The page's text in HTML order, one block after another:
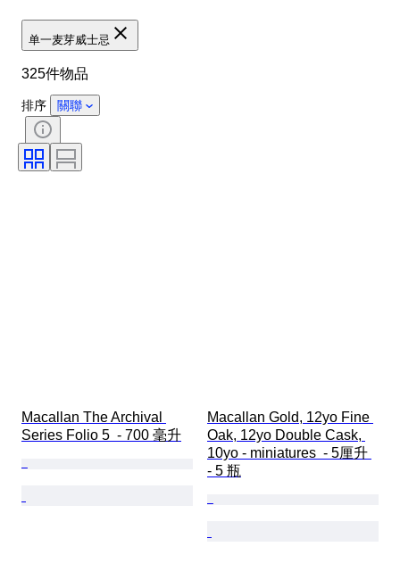
单一麦芽威士忌
325件物品
排序 關聯
Macallan The Archival
Series Folio 5  - 700 毫升
Macallan Gold, 12yo Fine
Oak, 12yo Double Cask,
10yo - miniatures  - 5厘升
- 5 瓶